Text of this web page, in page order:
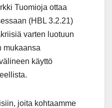
Tuomioja ottaa
(HBL 3.2.21)
varten luotuun
mukaansa
käyttö
joita kohtaamme